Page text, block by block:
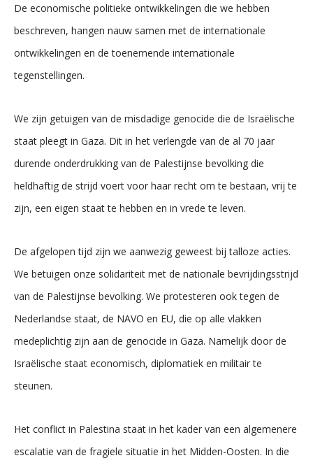
De economische politieke ontwikkelingen die we hebben
beschreven, hangen nauw samen met de internationale
ontwikkelingen en de toenemende internationale
tegenstellingen.
We zijn getuigen van de misdadige genocide die de Israëlische
staat pleegt in Gaza. Dit in het verlengde van de al 70 jaar
durende onderdrukking van de Palestijnse bevolking die
heldhaftig de strijd voert voor haar recht om te bestaan, vrij te
zijn, een eigen staat te hebben en in vrede te leven.
De afgelopen tijd zijn we aanwezig geweest bij talloze acties.
We betuigen onze solidariteit met de nationale bevrijdingsstrijd
van de Palestijnse bevolking. We protesteren ook tegen de
Nederlandse staat, de NAVO en EU, die op alle vlakken
medeplichtig zijn aan de genocide in Gaza. Namelijk door de
Israëlische staat economisch, diplomatiek en militair te
steunen.
Het conflict in Palestina staat in het kader van een algemenere
escalatie van de fragiele situatie in het Midden-Oosten. In die